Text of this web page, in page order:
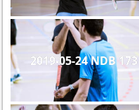
2019-05-24 NDB 173